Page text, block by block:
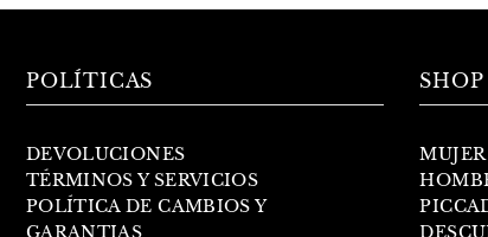
POLÍTICAS
DEVOLUCIONES
TÉRMINOS Y SERVICIOS
POLÍTICA DE CAMBIOS Y
GARANTIAS
SHOP
MUJER